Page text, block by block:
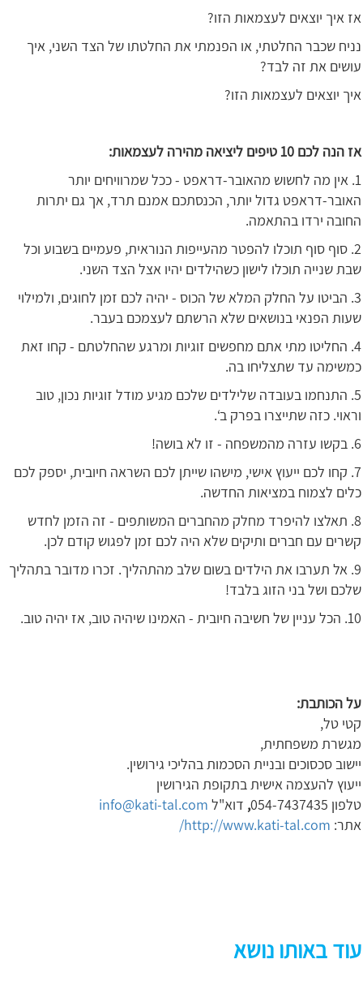
אז איך יוצאים לעצמאות הזו?
נניח שכבר החלטתי, או הפנמתי את החלטתו של הצד השני, איך
עושים את זה לבד?
איך יוצאים לעצמאות הזו?
אז הנה לכם 10 טיפים ליציאה מהירה לעצמאות:
1. אין מה לחשוש מהאובר-דראפט - ככל שמרוויחים יותר
האובר-דראפט גדול יותר, הכנסתכם אמנם תרד, אך גם יתרות
החובה ירדו בהתאמה.
2. סוף סוף תוכלו להפטר מהעייפות הנוראית, פעמיים בשבוע וכל
שבת שנייה תוכלו לישון כשהילדים יהיו אצל הצד השני.
3. הביטו על החלק המלא של הכוס - יהיה לכם זמן לחוגים, ולמילוי
שעות הפנאי בנושאים שלא הרשתם לעצמכם בעבר.
4. החליטו מתי אתם מחפשים זוגיות ומרגע שהחלטתם - קחו זאת
כמשימה עד שתצליחו בה.
5. התנחמו בעובדה שלילדים שלכם מגיע מודל זוגיות נכון, טוב
וראוי. כזה שתייצרו בפרק ב‘.
6. בקשו עזרה מהמשפחה - זו לא בושה!
7. קחו לכם ייעוץ אישי, מישהו שייתן לכם השראה חיובית, יספק לכם
כלים לצמוח במציאות החדשה.
8. תאלצו להיפרד מחלק מהחברים המשותפים - זה הזמן לחדש
קשרים עם חברים ותיקים שלא היה לכם זמן לפגוש קודם לכן.
9. אל תערבו את הילדים בשום שלב מהתהליך. זכרו מדובר בתהליך
שלכם ושל בני הזוג בלבד!
10. הכל עניין של חשיבה חיובית - האמינו שיהיה טוב, אז יהיה טוב.
על הכותבת:
קטי טל,
מגשרת משפחתית,
יישוב סכסוכים ובניית הסכמות בהליכי גירושין.
ייעוץ להעצמה אישית בתקופת הגירושין
טלפון 054-7437435
, דוא"ל info@kati-tal.com
אתר: http://www.kati-tal.com/
עוד באותו נושא